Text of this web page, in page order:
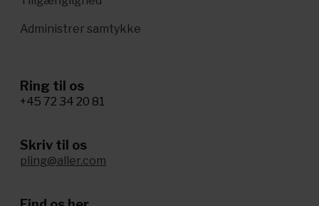
Administrer samtykke
Ring til os
+45 72 34 20 81
Skriv til os
pling@aller.com